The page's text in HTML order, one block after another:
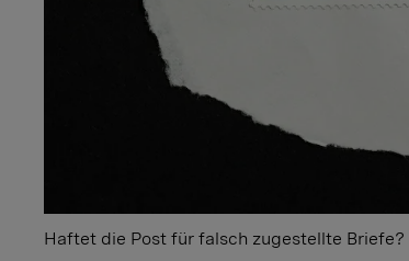
Haftet die Post für falsch zugestellte Briefe?